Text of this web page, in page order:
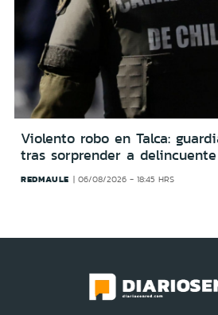
Violento robo en Talca:
tras sorprender a
REDMAULE 06/08/2026 - 18:45 HRS